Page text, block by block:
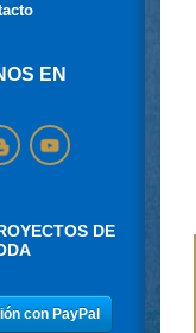
EN
DE